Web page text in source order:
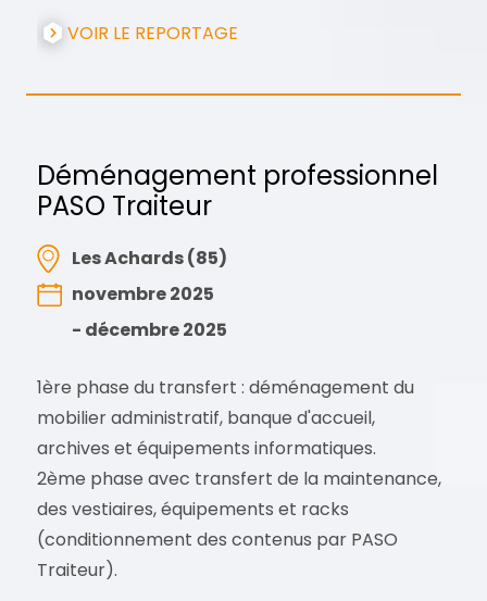
VOIR LE REPORTAGE
Déménagement professionnel
PASO Traiteur
1ère phase du transfert : déménagement du
mobilier administratif, banque d'accueil,
archives et équipements informatiques.
2ème phase avec transfert de la maintenance,
des vestiaires, équipements et racks
(conditionnement des contenus par PASO
Traiteur).
Les Achards (85)
novembre 2025
- décembre 2025